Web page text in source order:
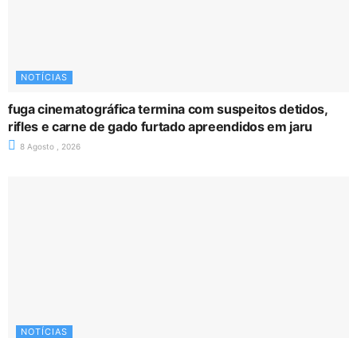
NOTÍCIAS
fuga cinematográfica termina com suspeitos detidos,
rifles e carne de gado furtado apreendidos em jaru
8 Agosto , 2026
NOTÍCIAS